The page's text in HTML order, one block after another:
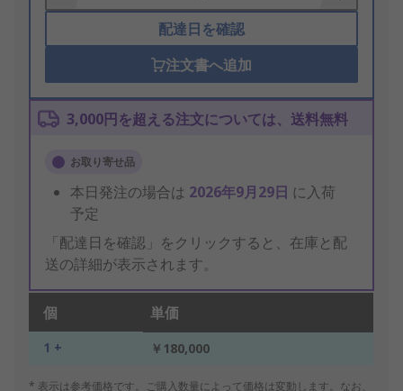
配達日を確認
注文書へ追加
3,000円を超える注文については、送料無料
お取り寄せ品
本日発注の場合は 2026年9月29日 に入荷
予定
「配達日を確認」をクリックすると、在庫と配
送の詳細が表示されます。
個 単価
1 + ￥180,000
* 表示は参考価格です。ご購入数量によって価格は変動します。なお、